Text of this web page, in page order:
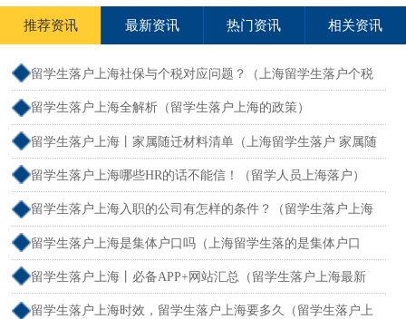
推荐资讯 最新资讯 热门资讯 相关资讯
留学生落户上海社保与个税对应问题？（上海留学生落户个税
和社保不一致）
留学生落户上海全解析（留学生落户上海的政策）
留学生落户上海丨家属随迁材料清单（上海留学生落户 家属随
迁）
留学生落户上海哪些HR的话不能信！（留学人员上海落户）
留学生落户上海入职的公司有怎样的条件？（留学生落户上海
单位要求）
留学生落户上海是集体户口吗（上海留学生落的是集体户口
么）
留学生落户上海丨必备APP+网站汇总（留学生落户上海最新
流程）
留学生落户上海时效，留学生落户上海要多久（留学生落户上